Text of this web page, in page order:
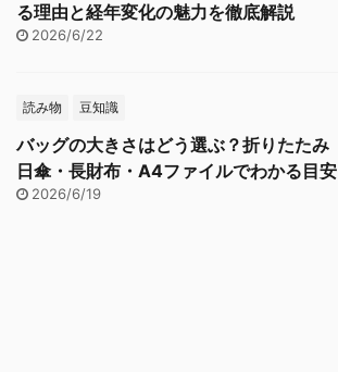
る理由と経年変化の魅力を徹底解説
2026/6/22
読み物 豆知識
バッグの大きさはどう選ぶ？折りたたみ
日傘・長財布・A4ファイルでわかる目安
2026/6/19